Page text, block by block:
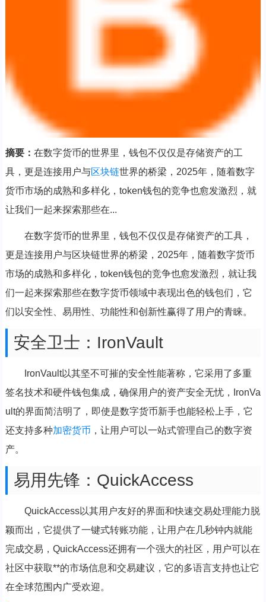
摘要： 在数字货币的世界里，钱包不仅仅是存储资产的工
具，更是连接用户与区块链世界的桥梁，2025年，随着数字
货币市场的成熟和多样化，token钱包的竞争也愈发激烈，就
让我们一起来探索那些在...
在数字货币的世界里，钱包不仅仅是存储资产的工具，
更是连接用户与区块链世界的桥梁，2025年，随着数字货币
市场的成熟和多样化，token钱包的竞争也愈发激烈，就让我
们一起来探索那些在数字货币领域中表现出色的钱包们，它
们以安全性、易用性、功能性和创新性赢得了用户的青睐。
安全卫士：IronVault
IronVault以其坚不可摧的安全性能著称，它采用了多重
签名技术和硬件钱包集成，确保用户的资产安全无忧，IronVa
ult的界面简洁明了，即使是数字货币新手也能轻松上手，它
还支持多种加密货币 ，让用户可以一站式管理自己的数字资
产。
易用先锋：QuickAccess
QuickAccess以其用户友好的界面和快速交易处理能力脱
颖而出，它提供了一键式转账功能，让用户在几秒钟内就能
完成交易，QuickAccess还拥有一个强大的社区，用户可以在
社区中获取**的市场信息和交易建议，它的多语言支持也让它
在全球范围内广受欢迎。